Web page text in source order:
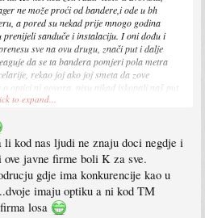
ne može proći od bandere,i ode u bh
a pored su nekad prije mnogo godina
sanduče i instalaciju. I oni dođu i
sve na ovu drugu, znači put i dalje
da se ta bandera pomjeri pola metra
rekao joj ako joj smeta da zove
optici ni govora, nisu nikad iskopali naš put,
gdje je asfalt
to expand...
li kod nas ljudi ne znaju doci negdje i
javne firme boli K za sve.
gdje ima konkurencije kao u
imaju optiku a ni kod TM
losa